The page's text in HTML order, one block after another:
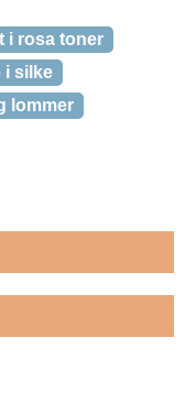
i rosa toner
i silke
lommer